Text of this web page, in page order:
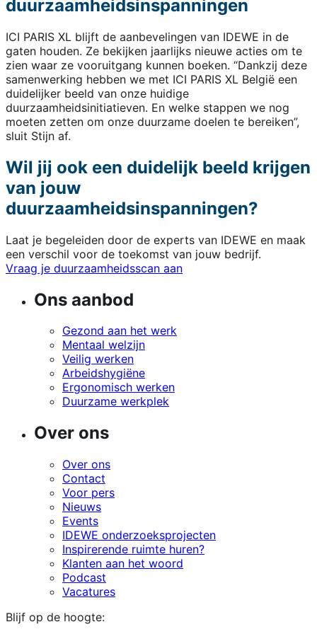
duurzaamheidsinspanningen
ICI PARIS XL blijft de aanbevelingen van IDEWE in de
gaten houden. Ze bekijken jaarlijks nieuwe acties om te
zien waar ze vooruitgang kunnen boeken. “Dankzij deze
samenwerking hebben we met ICI PARIS XL België een
duidelijker beeld van onze huidige
duurzaamheidsinitiatieven. En welke stappen we nog
moeten zetten om onze duurzame doelen te bereiken”,
sluit Stijn af.
Wil jij ook een duidelijk beeld krijgen
van jouw
duurzaamheidsinspanningen?
Laat je begeleiden door de experts van IDEWE en maak
een verschil voor de toekomst van jouw bedrijf.
Vraag je duurzaamheidsscan aan
Ons aanbod
Gezond aan het werk
Mentaal welzijn
Veilig werken
Arbeidshygiëne
Ergonomisch werken
Duurzame werkplek
Over ons
Over ons
Contact
Voor pers
Nieuws
Events
IDEWE onderzoeksprojecten
Inspirerende ruimte huren?
Klanten aan het woord
Podcast
Vacatures
Blijf op de hoogte: